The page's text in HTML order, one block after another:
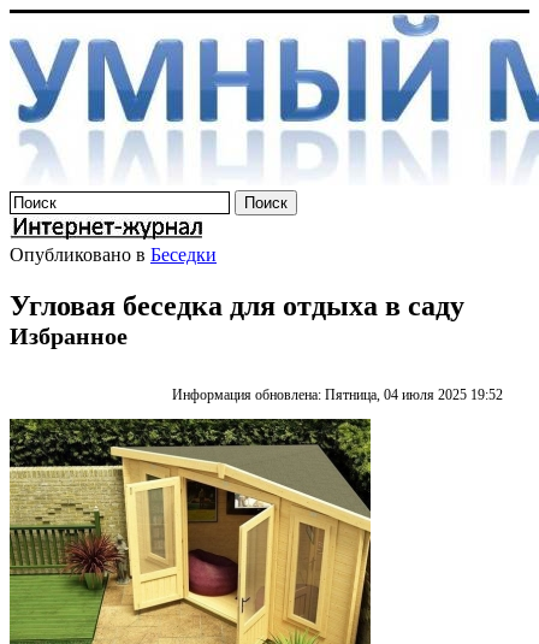
Опубликовано в Беседки
Угловая беседка для отдыха в саду
Избранное
Информация обновлена: Пятница, 04 июля 2025 19:52